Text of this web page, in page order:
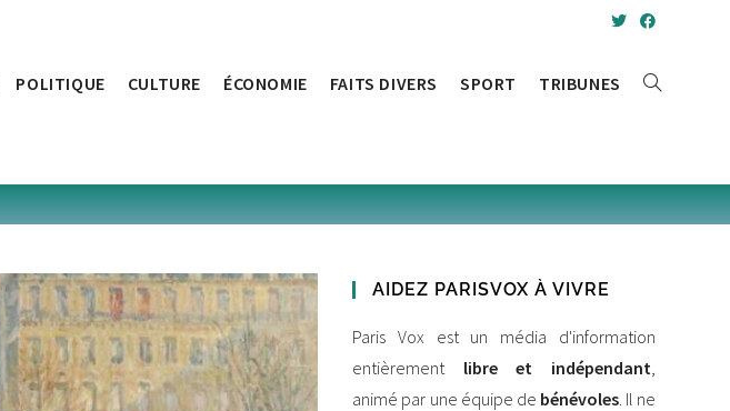
POLITIQUE CULTURE ÉCONOMIE FAITS DIVERS SPORT TRIBUNES TOGGLE
AIDEZ PARISVOX À VIVRE
Paris Vox est un média d'information
entièrement libre et indépendant,
animé par une équipe de bénévoles. Il ne